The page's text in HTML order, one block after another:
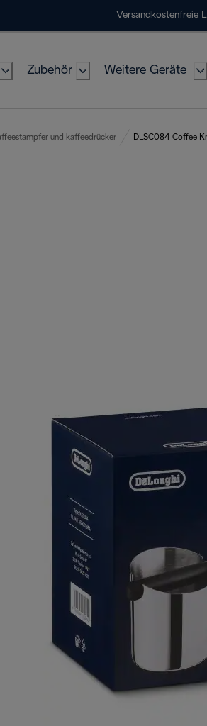
Versandkostenfreie
Zubehör Weitere Geräte
und kaffeedrücker DLSC084 Coffee
zu Hause.